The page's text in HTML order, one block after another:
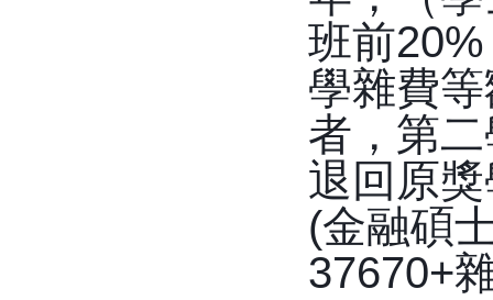
班前20%
學雜費
者，第
退回原
(金融碩
37670+